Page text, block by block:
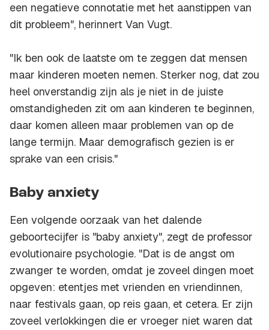
een negatieve connotatie met het aanstippen van
dit probleem", herinnert Van Vugt.
"Ik ben ook de laatste om te zeggen dat mensen
maar kinderen moeten nemen. Sterker nog, dat zou
heel onverstandig zijn als je niet in de juiste
omstandigheden zit om aan kinderen te beginnen,
daar komen alleen maar problemen van op de
lange termijn. Maar demografisch gezien is er
sprake van een crisis."
Baby anxiety
Een volgende oorzaak van het dalende
geboortecijfer is "baby anxiety", zegt de professor
evolutionaire psychologie. "Dat is de angst om
zwanger te worden, omdat je zoveel dingen moet
opgeven: etentjes met vrienden en vriendinnen,
naar festivals gaan, op reis gaan, et cetera. Er zijn
zoveel verlokkingen die er vroeger niet waren dat